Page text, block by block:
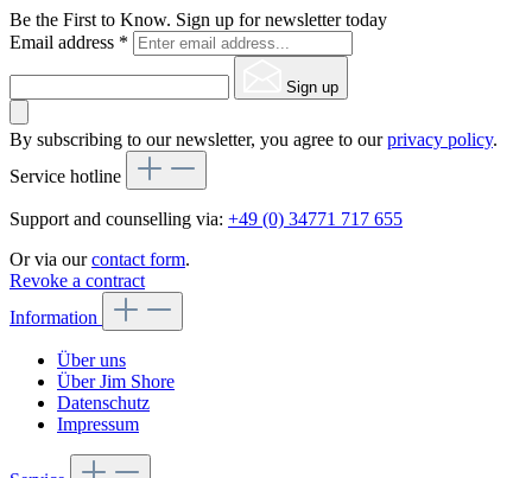
Be the First to Know. Sign up for newsletter today
Email address *
Sign up
By subscribing to our newsletter, you agree to ourprivacy policy.
Service hotline
Support and counselling via: +49 (0) 34771 717 655
Or via ourcontact form.
Revoke a contract
Information
Über uns
Über Jim Shore
Datenschutz
Impressum